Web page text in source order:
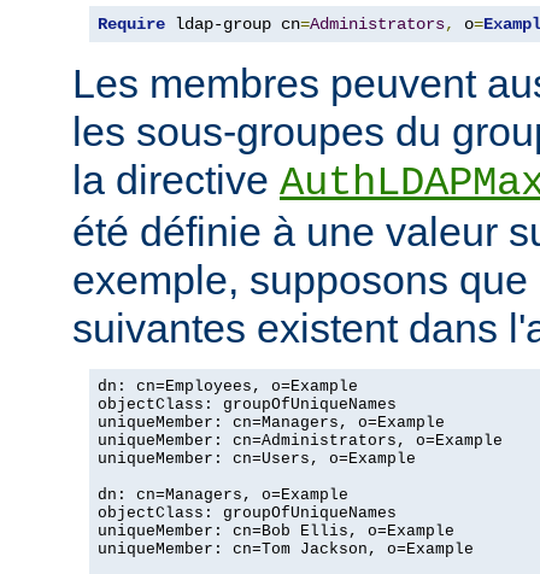
Require ldap-group cn=Administrators, o=
Les membres peuvent
les sous-groupes du
la directive
été définie à une valeur
exemple, supposons
suivantes existent dans
dn: cn=Employees, o=Example
objectClass: groupOfUniqueNames
uniqueMember: cn=Managers, o=Example
uniqueMember: cn=Administrators, o=Example
uniqueMember: cn=Users, o=Example
dn: cn=Managers, o=Example
objectClass: groupOfUniqueNames
uniqueMember: cn=Bob Ellis, o=Example
uniqueMember: cn=Tom Jackson, o=Example